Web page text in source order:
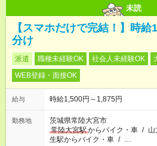
未読
【スマホだけで完結！】時
分け
派遣 職種未経験OK 社会人未経験OK
WEB登録・面接OK
給与 時給1,500円～1,875円
勤務地
茨城県常陸大宮市
常陸大宮駅からバイク・車 /
生駅からバイク・車 / …